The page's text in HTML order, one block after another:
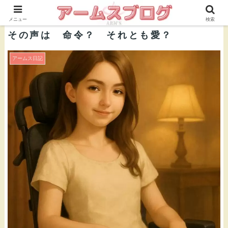
株式会社ＡＲＭ’Ｓ 公式ブログ
その声は 命令？ それとも愛？
アームス日記
メニュー 検索